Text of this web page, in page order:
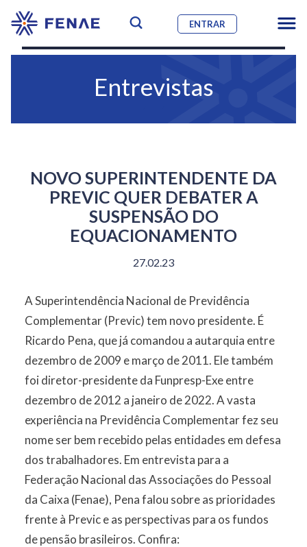
ENTRAR
Entrevistas
NOVO SUPERINTENDENTE DA
PREVIC QUER DEBATER A
SUSPENSÃO DO
EQUACIONAMENTO
27.02.23
A Superintendência Nacional de Previdência
Complementar (Previc) tem novo presidente. É
Ricardo Pena, que já comandou a autarquia entre
dezembro de 2009 e março de 2011. Ele também
foi diretor-presidente da Funpresp-Exe entre
dezembro de 2012 a janeiro de 2022. A vasta
experiência na Previdência Complementar fez seu
nome ser bem recebido pelas entidades em defesa
dos trabalhadores. Em entrevista para a
Federação Nacional das Associações do Pessoal
da Caixa (Fenae), Pena falou sobre as prioridades
frente à Previc e as perspectivas para os fundos
de pensão brasileiros. Confira: